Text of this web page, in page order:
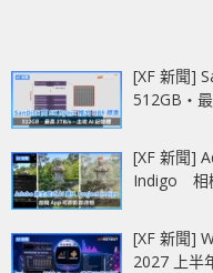
[XF 新聞]
512GB‧
[XF 新聞]
Indigo 相
[XF 新聞]
2027 上半